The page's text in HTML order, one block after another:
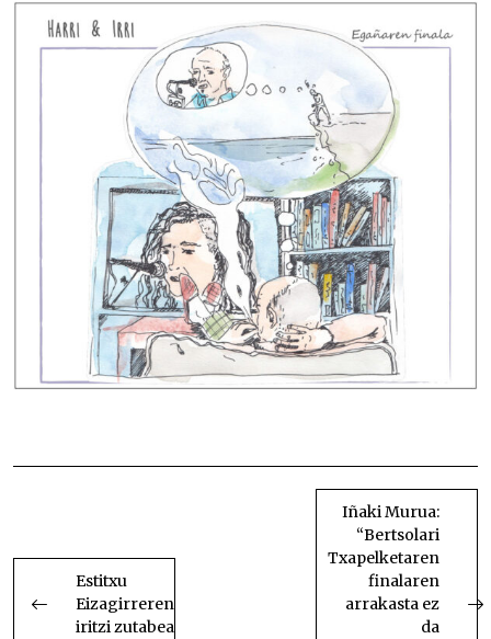
BIDALKETETAN
Estitxu
Eizagirreren
iritzi zutabea
Iñaki Murua:
“Bertsolari
Txapelketaren
finalaren
arrakasta ez
da